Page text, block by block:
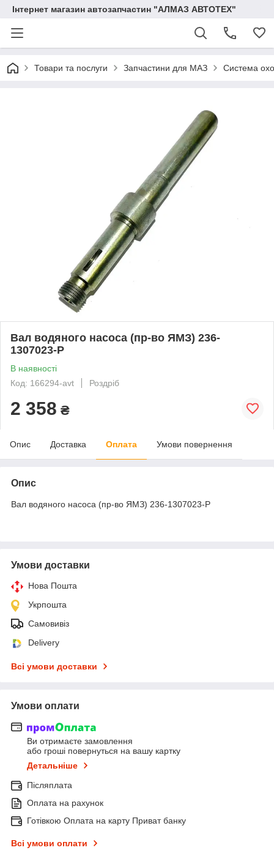
Інтернет магазин автозапчастин "АЛМАЗ АВТОТЕХ"
Товари та послуги Запчастини для МАЗ Система
Вал водяного насоса (пр-во ЯМЗ) 236-
1307023-Р
В наявності
Код: 166294-avt
Роздріб
2 358 ₴
Опис Доставка Оплата Умови повернення
Опис
Вал водяного насоса (пр-во ЯМЗ) 236-1307023-Р
Умови доставки
Нова Пошта
Укрпошта
Самовивіз
Delivery
Всі умови доставки
Умови оплати
Ви отримаєте замовлення
або гроші повернуться на вашу картку
Детальніше
Післяплата
Оплата на рахунок
Готівкою Оплата на карту Приват банку
Всі умови оплати